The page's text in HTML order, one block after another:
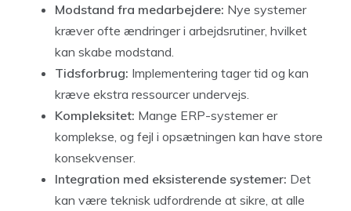
Modstand fra medarbejdere: Nye systemer
kræver ofte ændringer i arbejdsrutiner, hvilket
kan skabe modstand.
Tidsforbrug: Implementering tager tid og kan
kræve ekstra ressourcer undervejs.
Kompleksitet: Mange ERP-systemer er
komplekse, og fejl i opsætningen kan have store
konsekvenser.
Integration med eksisterende systemer: Det
kan være teknisk udfordrende at sikre, at alle